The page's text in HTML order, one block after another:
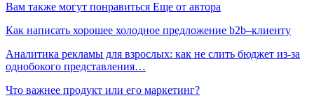
Вам также могут понравиться Еще от автора
Как написать хорошее холодное предложение b2b–клиенту
Аналитика рекламы для взрослых: как не слить бюджет из-за
однобокого представления…
Что важнее продукт или его маркетинг?